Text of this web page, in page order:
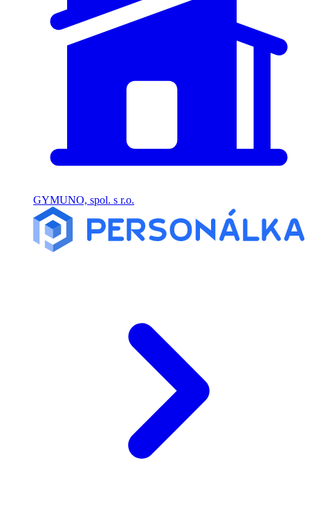
GYMUNO, spol. s r.o.